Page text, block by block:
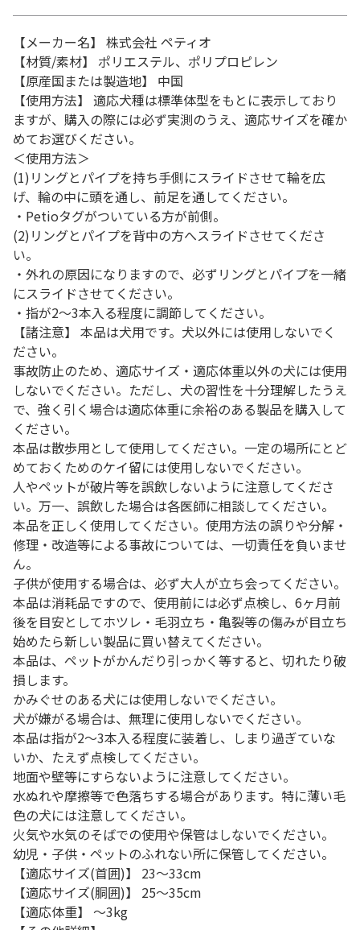
【メーカー名】 株式会社 ペティオ
【材質/素材】 ポリエステル、ポリプロピレン
【原産国または製造地】 中国
【使用方法】 適応犬種は標準体型をもとに表示しており
ますが、購入の際には必ず実測のうえ、適応サイズを確か
めてお選びください。
＜使用方法＞
(1)リングとパイプを持ち手側にスライドさせて輪を広
げ、輪の中に頭を通し、前足を通してください。
・Petioタグがついている方が前側。
(2)リングとパイプを背中の方へスライドさせてくださ
い。
・外れの原因になりますので、必ずリングとパイプを一緒
にスライドさせてください。
・指が2～3本入る程度に調節してください。
【諸注意】 本品は犬用です。犬以外には使用しないでく
ださい。
事故防止のため、適応サイズ・適応体重以外の犬には使用
しないでください。ただし、犬の習性を十分理解したうえ
で、強く引く場合は適応体重に余裕のある製品を購入して
ください。
本品は散歩用として使用してください。一定の場所にとど
めておくためのケイ留には使用しないでください。
人やペットが破片等を誤飲しないように注意してくださ
い。万一、誤飲した場合は各医師に相談してください。
本品を正しく使用してください。使用方法の誤りや分解・
修理・改造等による事故については、一切責任を負いませ
ん。
子供が使用する場合は、必ず大人が立ち会ってください。
本品は消耗品ですので、使用前には必ず点検し、6ヶ月前
後を目安としてホツレ・毛羽立ち・亀裂等の傷みが目立ち
始めたら新しい製品に買い替えてください。
本品は、ペットがかんだり引っかく等すると、切れたり破
損します。
かみぐせのある犬には使用しないでください。
犬が嫌がる場合は、無理に使用しないでください。
本品は指が2～3本入る程度に装着し、しまり過ぎていな
いか、たえず点検してください。
地面や壁等にすらないように注意してください。
水ぬれや摩擦等で色落ちする場合があります。特に薄い毛
色の犬には注意してください。
火気や水気のそばでの使用や保管はしないでください。
幼児・子供・ペットのふれない所に保管してください。
【適応サイズ(首囲)】 23～33cm
【適応サイズ(胴囲)】 25～35cm
【適応体重】 ～3kg